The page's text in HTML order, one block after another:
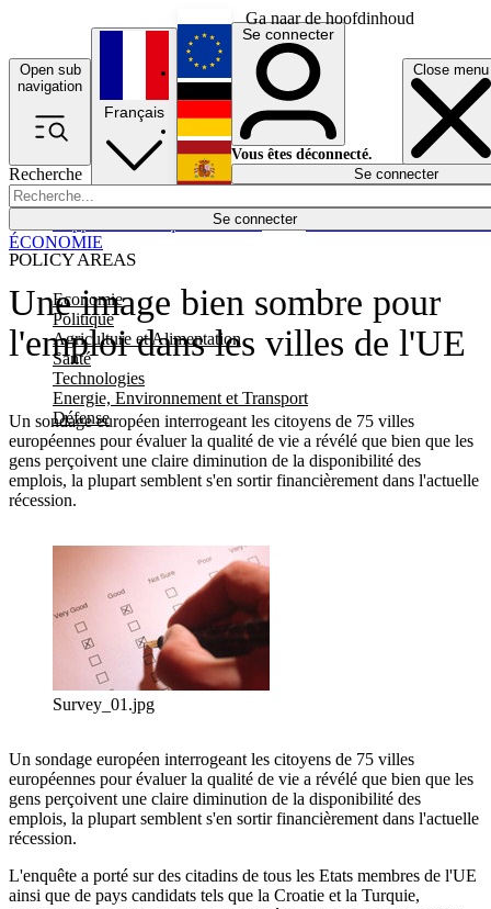
Ga naar de hoofdinhoud
Open sub
navigation
Close menu
Recherche
Se connecter
POLICY AREAS
Economie
Politique
Agriculture et Alimentation
Santé
Technologies
Energie, Environnement et Transport
Défense
Économie
Français
English
Deutsch
Español
Se connecter
Vous êtes déconnecté.
Se connecter
Une image bien sombre pour
l'emploi dans les villes de l'UE
Un sondage européen interrogeant les citoyens de 75 villes
européennes pour évaluer la qualité de vie a révélé que bien que les
gens perçoivent une claire diminution de la disponibilité des
emplois, la plupart semblent s'en sortir financièrement dans l'actuelle
récession.
ÉCONOMIE
Survey_01.jpg
Un sondage européen interrogeant les citoyens de 75 villes
européennes pour évaluer la qualité de vie a révélé que bien que les
gens perçoivent une claire diminution de la disponibilité des
emplois, la plupart semblent s'en sortir financièrement dans l'actuelle
récession.
L'enquête a porté sur des citadins de tous les Etats membres de l'UE
ainsi que de pays candidats tels que la Croatie et la Turquie,